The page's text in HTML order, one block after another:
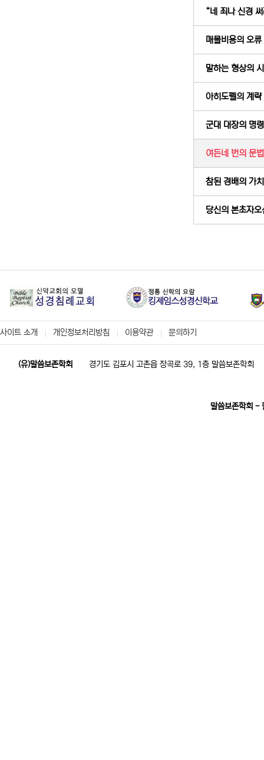
“네 죄나 신경
매몰비용의 오
말하는 형상의
아히도펠의 계
군대 대장의 명
여든네 번의 문
참된 경배의 가
당신의 본초자
사이트 소개 개인정보처리방침 이용약관 문의하기
(유)말씀보존학회 경기도 김포시 고촌읍 장곡로 39, 1층 말씀보존학회
말씀보존학회 -